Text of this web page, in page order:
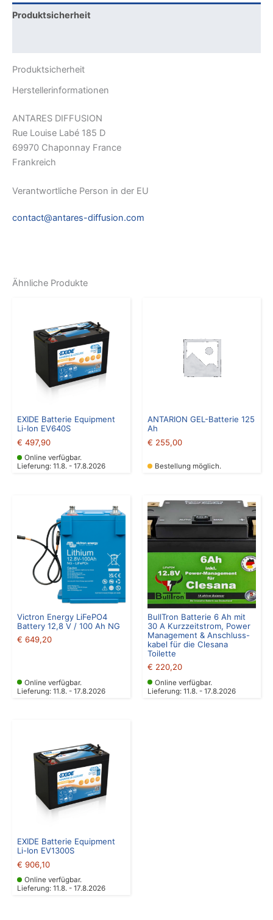
Produktsicherheit
Produktsicherheit
Herstellerinformationen
ANTARES DIFFUSION
Rue Louise Labé 185 D
69970 Chaponnay France
Frankreich
Verantwortliche Person in der EU
contact@antares-diffusion.com
Ähnliche Produkte
EXIDE Batterie Equipment
Li-Ion EV640S
€ 497,90
Online verfügbar.
Lieferung: 11.8. - 17.8.2026
ANTARION GEL-Batterie 125
Ah
€ 255,00
Bestellung möglich.
Victron Energy LiFePO4
Battery 12,8 V / 100 Ah NG
€ 649,20
Online verfügbar.
Lieferung: 11.8. - 17.8.2026
BullTron Batterie 6 Ah mit
30 A Kurzzeitstrom, Power
Management & Anschluss-
kabel für die Clesana
Toilette
€ 220,20
Online verfügbar.
Lieferung: 11.8. - 17.8.2026
EXIDE Batterie Equipment
Li-Ion EV1300S
€ 906,10
Online verfügbar.
Lieferung: 11.8. - 17.8.2026